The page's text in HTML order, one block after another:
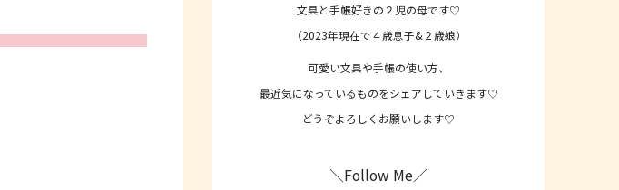
文具と手帳好きの２児の母です♡
（2023年現在で４歳息子&２歳娘）
可愛い文具や手帳の使い方、
最近気になっているものをシェアしていきます♡
どうぞよろしくお願いします♡
＼Follow Me／